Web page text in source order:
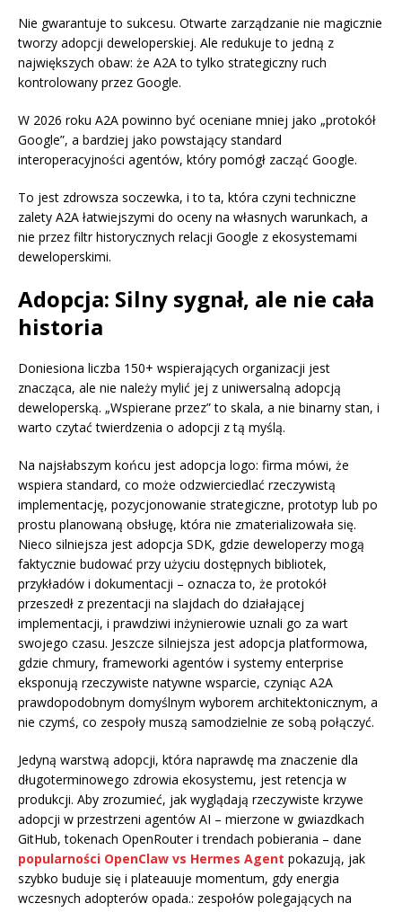
Nie gwarantuje to sukcesu. Otwarte zarządzanie nie magicznie
tworzy adopcji deweloperskiej. Ale redukuje to jedną z
największych obaw: że A2A to tylko strategiczny ruch
kontrolowany przez Google.
W 2026 roku A2A powinno być oceniane mniej jako „protokół
Google”, a bardziej jako powstający standard
interoperacyjności agentów, który pomógł zacząć Google.
To jest zdrowsza soczewka, i to ta, która czyni techniczne
zalety A2A łatwiejszymi do oceny na własnych warunkach, a
nie przez filtr historycznych relacji Google z ekosystemami
deweloperskimi.
Adopcja: Silny sygnał, ale nie cała
historia
Doniesiona liczba 150+ wspierających organizacji jest
znacząca, ale nie należy mylić jej z uniwersalną adopcją
deweloperską. „Wspierane przez” to skala, a nie binarny stan, i
warto czytać twierdzenia o adopcji z tą myślą.
Na najsłabszym końcu jest adopcja logo: firma mówi, że
wspiera standard, co może odzwierciedlać rzeczywistą
implementację, pozycjonowanie strategiczne, prototyp lub po
prostu planowaną obsługę, która nie zmaterializowała się.
Nieco silniejsza jest adopcja SDK, gdzie deweloperzy mogą
faktycznie budować przy użyciu dostępnych bibliotek,
przykładów i dokumentacji – oznacza to, że protokół
przeszedł z prezentacji na slajdach do działającej
implementacji, i prawdziwi inżynierowie uznali go za wart
swojego czasu. Jeszcze silniejsza jest adopcja platformowa,
gdzie chmury, frameworki agentów i systemy enterprise
eksponują rzeczywiste natywne wsparcie, czyniąc A2A
prawdopodobnym domyślnym wyborem architektonicznym, a
nie czymś, co zespoły muszą samodzielnie ze sobą połączyć.
Jedyną warstwą adopcji, która naprawdę ma znaczenie dla
długoterminowego zdrowia ekosystemu, jest retencja w
produkcji. Aby zrozumieć, jak wyglądają rzeczywiste krzywe
adopcji w przestrzeni agentów AI – mierzone w gwiazdkach
GitHub, tokenach OpenRouter i trendach pobierania – dane
popularności OpenClaw vs Hermes Agent pokazują, jak
szybko buduje się i plateauuje momentum, gdy energia
wczesnych adopterów opada.: zespołów polegających na